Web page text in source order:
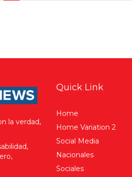
la verdad,
Quick Link
Home
Home Variation 2
Social Media
Nacionales
Sociales